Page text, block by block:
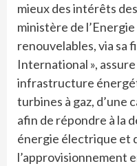
mieux des intérêts
ministère de
renouvelables, via sa
International »,
infrastructure
turbines à gaz, d’une
afin de répondre à la
énergie électrique et
l’approvisionnement